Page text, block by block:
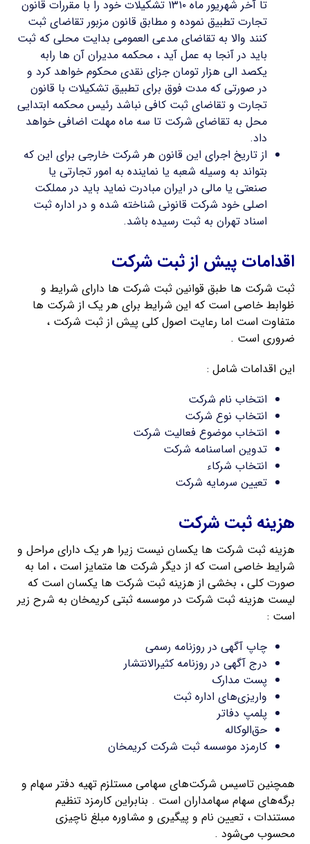
تا آخر شهریور ماه ۱۳۱۰ تشکیلات خود را با مقررات قانون
تجارت تطبیق نموده و مطابق قانون مزبور تقاضای ثبت
کنند والا به تقاضای مدعی العمومی بدایت محلی که ثبت
باید در آنجا به عمل آید ، محکمه مدیران آن ها رابه
یکصد الی هزار تومان جزای نقدی محکوم خواهد کرد و
در صورتی که مدت فوق برای تطبیق تشکیلات با قانون
تجارت و تقاضای ثبت کافی نباشد رئیس محکمه ابتدایی
محل به تقاضای شرکت تا سه ماه مهلت اضافی خواهد
داد.
از تاریخ اجرای این قانون هر شرکت خارجی برای این که
بتواند به وسیله شعبه یا نماینده به امور تجارتی یا
صنعتی یا مالی در ایران مبادرت نماید باید در مملکت
اصلی خود شرکت قانونی شناخته شده و در اداره ثبت
اسناد تهران به ثبت رسیده باشد.
اقدامات پیش از ثبت شرکت
ثبت شرکت ها طبق قوانین ثبت شرکت ها دارای شرایط و
ظوابط خاصی است که این شرایط برای هر یک از شرکت ها
متفاوت است اما رعایت اصول کلی پیش از ثبت شرکت ،
ضروری است .
این اقدامات شامل :
انتخاب نام شرکت
انتخاب نوع شرکت
انتخاب موضوع فعالیت شرکت
تدوین اساسنامه شرکت
انتخاب شرکاء
تعیین سرمایه شرکت
هزینه ثبت شرکت
هزینه ثبت شرکت ها یکسان نیست زیرا هر یک دارای مراحل و
شرایط خاصی است که از دیگر شرکت ها متمایز است ، اما به
صورت کلی ، بخشی از هزینه ثبت شرکت ها یکسان است که
لیست هزینه ثبت شرکت در موسسه ثبتی کریمخان به شرح زیر
است :
چاپ آگهی در روزنامه رسمی
درج آگهی در روزنامه کثیرالانتشار
پست مدارک
واریزی‌های اداره ثبت
پلمپ دفاتر
حق‌الوکاله
کارمزد موسسه ثبت شرکت کریمخان
همچنین تاسیس شرکت‌های سهامی مستلزم تهیه دفتر سهام و
برگه‌های سهام سهامداران است . بنابراین کارمزد تنظیم
مستندات ، تعیین نام و پیگیری و مشاوره مبلغ ناچیزی
محسوب می‌شود .